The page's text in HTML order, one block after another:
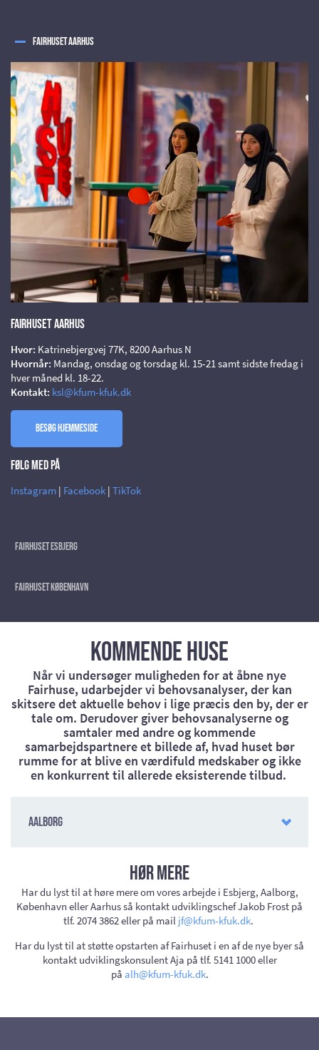
Fairhuset Aarhus
Fairhuset Aarhus
Hvor: Katrinebjergvej 77K, 8200 Aarhus N
Hvornår: Mandag, onsdag og torsdag kl. 15-21 samt sidste fredag i
hver måned kl. 18-22.
Kontakt: ksl@kfum-kfuk.dk
Besøg hjemmeside
Følg med på
Instagram | Facebook | TikTok
Fairhuset Esbjerg
Fairhuset København
Kommende huse
Når vi undersøger muligheden for at åbne nye
Fairhuse, udarbejder vi behovsanalyser, der kan
skitsere det aktuelle behov i lige præcis den by, der er
tale om. Derudover giver behovsanalyserne og
samtaler med andre og kommende
samarbejdspartnere et billede af, hvad huset bør
rumme for at blive en værdifuld medskaber og ikke
en konkurrent til allerede eksisterende tilbud.
Aalborg
Hør mere
Har du lyst til at høre mere om vores arbejde i Esbjerg, Aalborg,
København eller Aarhus så kontakt udviklingschef Jakob Frost på
tlf. 2074 3862 eller på mail jf@kfum-kfuk.dk.
Har du lyst til at støtte opstarten af Fairhuset i en af de nye byer så
kontakt udviklingskonsulent Aja på tlf. 5141 1000 eller
på alh@kfum-kfuk.dk.